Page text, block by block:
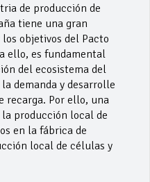
de producción de
tiene una gran
objetivos del Pacto
ello, es fundamental
del ecosistema del
demanda y desarrolle
Por ello, una
producción local de
en la fábrica de
local de células y